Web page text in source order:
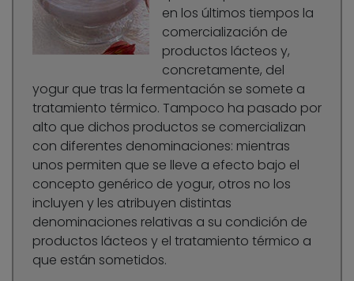
en los últimos tiempos la
comercialización de
productos lácteos y,
concretamente, del
yogur que tras la fermentación se somete a
tratamiento térmico. Tampoco ha pasado por
alto que dichos productos se comercializan
con diferentes denominaciones: mientras
unos permiten que se lleve a efecto bajo el
concepto genérico de yogur, otros no los
incluyen y les atribuyen distintas
denominaciones relativas a su condición de
productos lácteos y el tratamiento térmico a
que están sometidos.